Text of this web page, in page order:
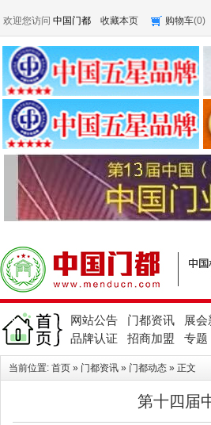
欢迎您访问 中国门都 收藏本页 购物车(0)
网站公告 门都资讯
展会
品牌认证
招商加盟 专题
当前位置: 首页 » 门都资讯 » 门都动态 » 正文
第十四届